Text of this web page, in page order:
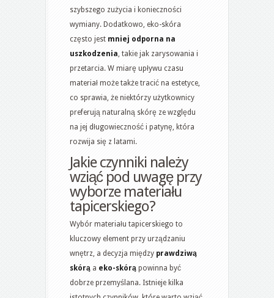
szybszego zużycia i konieczności
wymiany. Dodatkowo, eko-skóra
często jest mniej odporna na
uszkodzenia, takie jak zarysowania i
przetarcia. W miarę upływu czasu
materiał może także tracić na estetyce,
co sprawia, że niektórzy użytkownicy
preferują naturalną skórę ze względu
na jej długowieczność i patynę, która
rozwija się z latami.
Jakie czynniki należy
wziąć pod uwagę przy
wyborze materiału
tapicerskiego?
Wybór materiału tapicerskiego to
kluczowy element przy urządzaniu
wnętrz, a decyzja między prawdziwą
skórą a eko-skórą powinna być
dobrze przemyślana. Istnieje kilka